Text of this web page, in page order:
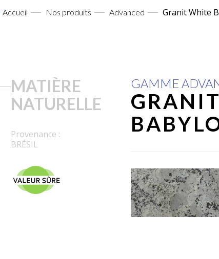
Accueil Nos produits Advanced Granit White
MATIÈRE
NATURELLE
Provenance :
BRÉSIL
GAMME